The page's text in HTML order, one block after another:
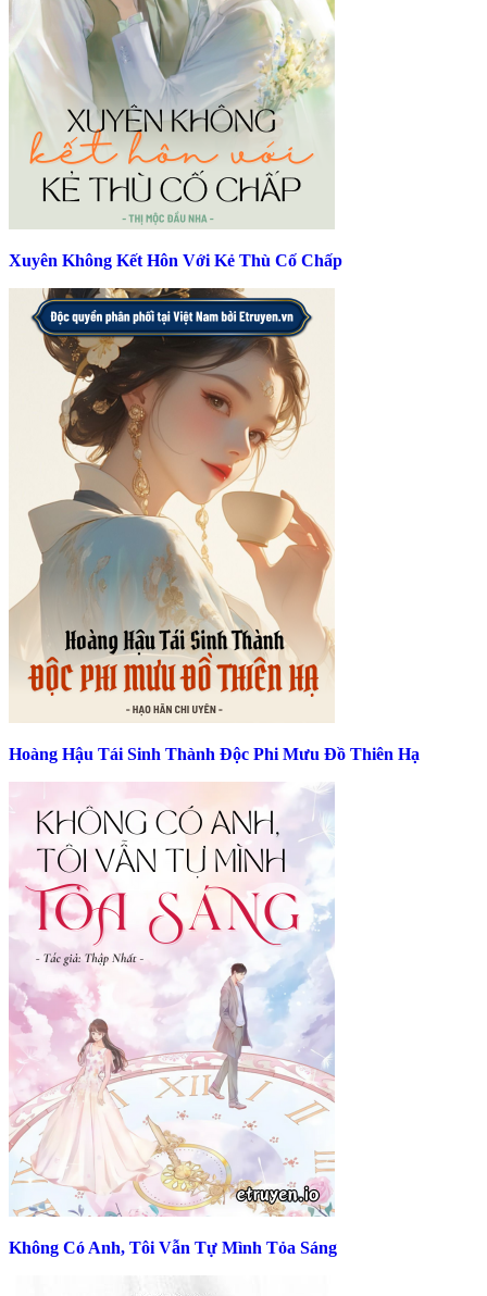
Xuyên Không Kết Hôn Với Kẻ Thù Cố Chấp
Hoàng Hậu Tái Sinh Thành Độc Phi Mưu Đồ Thiên Hạ
Không Có Anh, Tôi Vẫn Tự Mình Tỏa Sáng